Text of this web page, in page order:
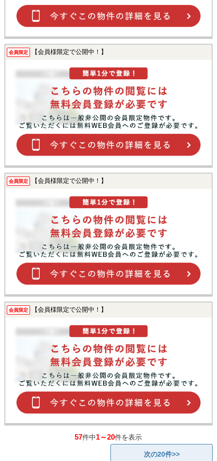
会員限定 【会員様限定で公開中！】
会員限定 【会員様限定で公開中！】
会員限定 【会員様限定で公開中！】
57件中1～20件を表示
次の20件>>